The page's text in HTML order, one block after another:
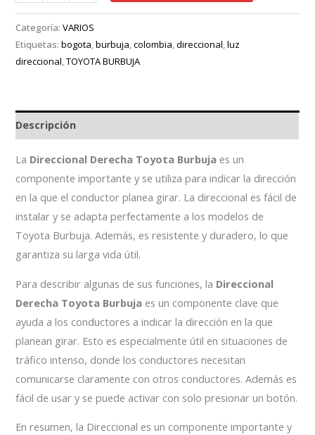
Categoría:VARIOS
Etiquetas:bogota ,burbuja ,colombia ,direccional ,luz
direccional ,TOYOTA BURBUJA
Descripción
La Direccional Derecha Toyota Burbuja es un
componente importante y se utiliza para indicar la dirección
en la que el conductor planea girar. La direccional es fácil de
instalar y se adapta perfectamente a los modelos de
Toyota Burbuja. Además, es resistente y duradero, lo que
garantiza su larga vida útil.
Para describir algunas de sus funciones, la Direccional
Derecha Toyota Burbuja es un componente clave que
ayuda a los conductores a indicar la dirección en la que
planean girar. Esto es especialmente útil en situaciones de
tráfico intenso, donde los conductores necesitan
comunicarse claramente con otros conductores. Además es
fácil de usar y se puede activar con solo presionar un botón.
En resumen, la Direccional es un componente importante y